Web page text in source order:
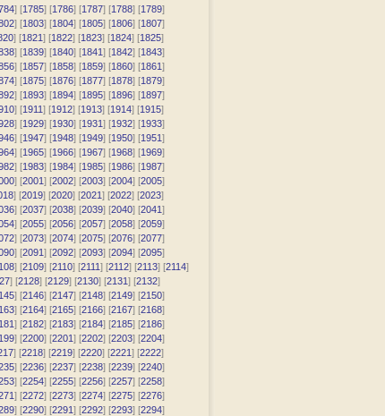
] [1785] [1786] [1787] [1788] [1789]
] [1803] [1804] [1805] [1806] [1807]
] [1821] [1822] [1823] [1824] [1825]
] [1839] [1840] [1841] [1842] [1843]
] [1857] [1858] [1859] [1860] [1861]
] [1875] [1876] [1877] [1878] [1879]
] [1893] [1894] [1895] [1896] [1897]
] [1911] [1912] [1913] [1914] [1915]
] [1929] [1930] [1931] [1932] [1933]
] [1947] [1948] [1949] [1950] [1951]
] [1965] [1966] [1967] [1968] [1969]
] [1983] [1984] [1985] [1986] [1987]
] [2001] [2002] [2003] [2004] [2005]
] [2019] [2020] [2021] [2022] [2023]
] [2037] [2038] [2039] [2040] [2041]
] [2055] [2056] [2057] [2058] [2059]
] [2073] [2074] [2075] [2076] [2077]
] [2091] [2092] [2093] [2094] [2095]
] [2109] [2110] [2111] [2112] [2113] [2114]
] [2128] [2129] [2130] [2131] [2132]
] [2146] [2147] [2148] [2149] [2150]
] [2164] [2165] [2166] [2167] [2168]
] [2182] [2183] [2184] [2185] [2186]
] [2200] [2201] [2202] [2203] [2204]
] [2218] [2219] [2220] [2221] [2222]
] [2236] [2237] [2238] [2239] [2240]
] [2254] [2255] [2256] [2257] [2258]
] [2272] [2273] [2274] [2275] [2276]
] [2290] [2291] [2292] [2293] [2294]